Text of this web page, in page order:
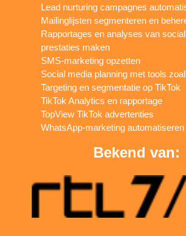
Lead nurturing campagnes
Mailinglijsten segmenteren en
Rapportages en analyses van
prestaties maken
SMS-marketing opzetten
Social media planning met tools
Targeting en segmentatie op TikTok
TikTok Analytics en rapportage
TopView TikTok advertenties
WhatsApp-marketing automatiseren
Bekend van: